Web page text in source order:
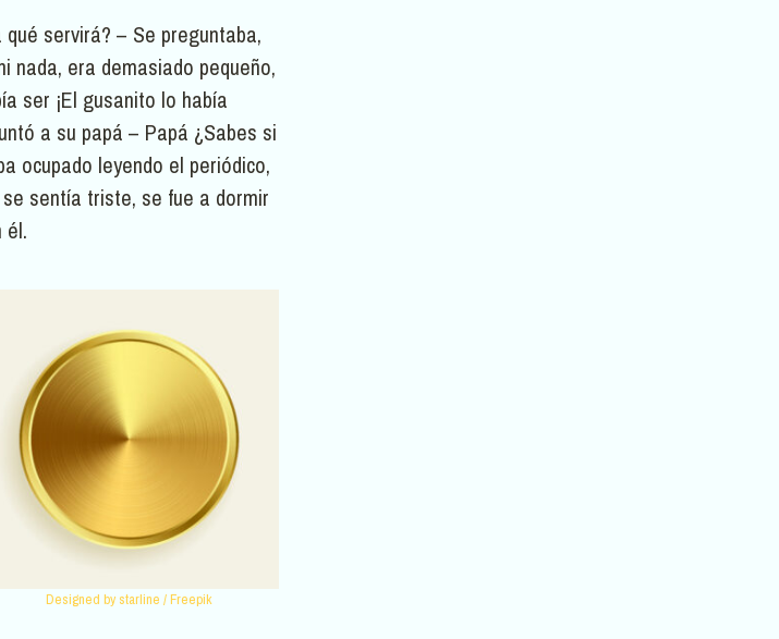
servirá? – Se preguntaba,
nada, era demasiado pequeño,
ser ¡El gusanito lo había
a su papá – Papá ¿Sabes si
ocupado leyendo el periódico,
sentía triste, se fue a dormir
él.
Designed by starline / Freepik